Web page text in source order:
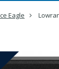
Eagle